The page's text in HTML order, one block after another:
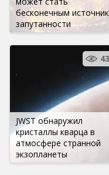
бесконечным
запутанности
JWST обнаружил
кристаллы кварца в
атмосфере странной
экзопланеты
43